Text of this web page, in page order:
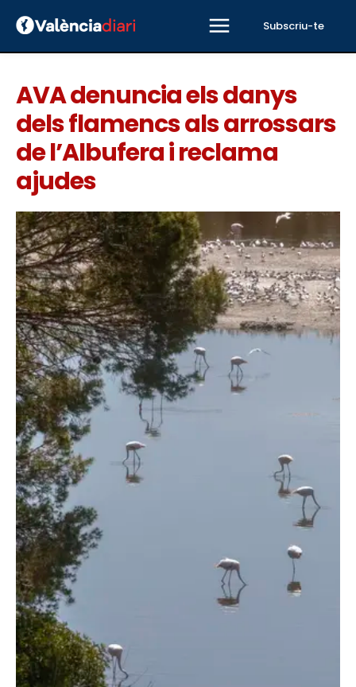
Subscriu-te
AVA denuncia els danys
dels flamencs als arrossars
de l’Albufera i reclama
ajudes